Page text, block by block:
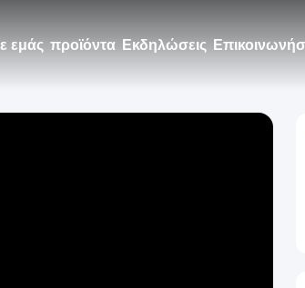
εμάς προϊόντα Εκδηλώσεις